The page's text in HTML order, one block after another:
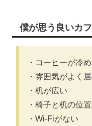
僕が思う良いカ
・コーヒーが冷
・雰囲気がよく
・机が広い
・椅子と机の位
・Wi-Fiがない